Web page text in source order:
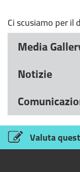
Ci scusiamo per il
Media
Notizie
Valuta